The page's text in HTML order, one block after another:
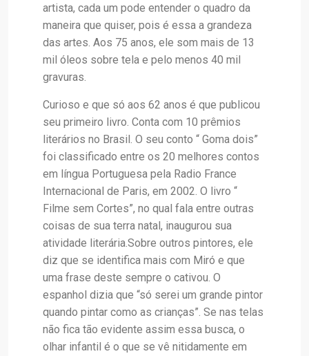
artista, cada um pode entender o quadro da
maneira que quiser, pois é essa a grandeza
das artes. Aos 75 anos, ele som mais de 13
mil óleos sobre tela e pelo menos 40 mil
gravuras.
Curioso e que só aos 62 anos é que publicou
seu primeiro livro. Conta com 10 prêmios
literários no Brasil. O seu conto “ Goma dois”
foi classificado entre os 20 melhores contos
em língua Portuguesa pela Radio France
Internacional de Paris, em 2002. O livro “
Filme sem Cortes”, no qual fala entre outras
coisas de sua terra natal, inaugurou sua
atividade literária.Sobre outros pintores, ele
diz que se identifica mais com Miró e que
uma frase deste sempre o cativou. O
espanhol dizia que “só serei um grande pintor
quando pintar como as crianças”. Se nas telas
não fica tão evidente assim essa busca, o
olhar infantil é o que se vê nitidamente em